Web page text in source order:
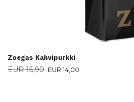
Zoegas Kahvipurkki
EUR 16,90 EUR 14,00